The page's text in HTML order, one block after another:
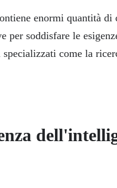
enormi quantità di
per soddisfare le
come la